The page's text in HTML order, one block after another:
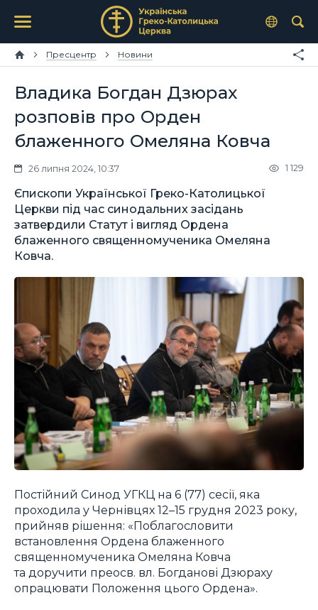
Пресцентр Новини
Владика Богдан Дзюрах
розповів про Орден
блаженного Омеляна Ковча
26 липня 2024, 10:37 1 129
Єпископи Української Греко-Католицької
Церкви під час синодальних засідань
затвердили Статут і вигляд Ордена
блаженного священномученика Омеляна
Ковча.
Постійний Синод УГКЦ на 6 (77) сесії, яка
проходила у Чернівцях 12–15 грудня 2023 року,
прийняв рішення: «Поблагословити
встановлення Ордена блаженного
священномученика Омеляна Ковча
та доручити преосв. вл. Богданові Дзюраху
опрацювати Положення цього Ордена».